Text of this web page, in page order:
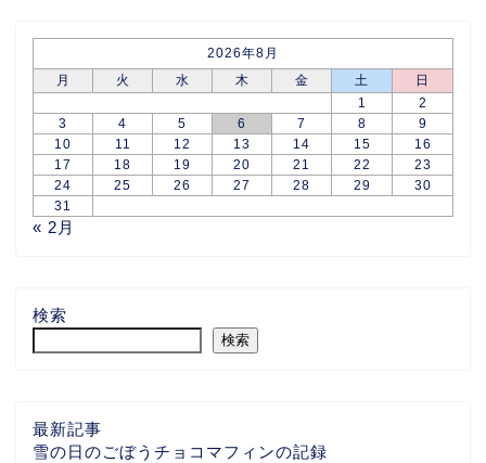
2026年8月
月
火 水 木 金 土
日
1
2
3
4 5 6 7 8
9
10
11 12 13 14 15
16
17
18 19 20 21 22
23
24
25 26 27 28 29
30
31
« 2月
検索
検索
最新記事
雪の日のごぼうチョコマフィンの記録